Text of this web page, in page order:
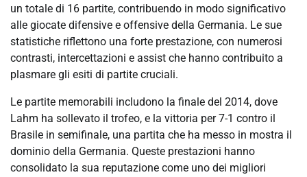
un totale di 16 partite, contribuendo in modo significativo
alle giocate difensive e offensive della Germania. Le sue
statistiche riflettono una forte prestazione, con numerosi
contrasti, intercettazioni e assist che hanno contribuito a
plasmare gli esiti di partite cruciali.
Le partite memorabili includono la finale del 2014, dove
Lahm ha sollevato il trofeo, e la vittoria per 7-1 contro il
Brasile in semifinale, una partita che ha messo in mostra il
dominio della Germania. Queste prestazioni hanno
consolidato la sua reputazione come uno dei migliori